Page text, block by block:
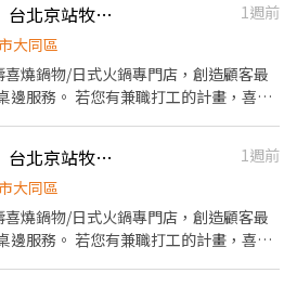
位區清潔整理 4. 收銀結帳，開店前準備
作時段 中班：
(排班區間另安排休息時間，週
佳。) ※彈性排班可討論喔。週六與週日
點、交通便利通勤上班很方便。 ✅歡迎
有熱忱的您，加入三澧餐飲集團。 -----
創造無限可能。 1998年於台灣成立-日
，屬於日本Wondertable餐飲集團在
日本與義大利美食連鎖品牌，旗下六大
【MO-MO-PARADISE】台北京站牧場-內場兼職(中班,晚班)-C09
1週前
大同區
喜燒鍋物/日式火鍋專門店，創造顧客最
工的計畫，喜歡
店整理作業 4. 洗滌與環境清潔 5. 完成主
(排班區間另安排休息時間，週六、週日
性排班可討論喔。週六與週日正常工時
【MO-MO-PARADISE】台北京站牧場-外場兼職(早,中,晚)-C09
1週前
大同區
喜燒鍋物/日式火鍋專門店，創造顧客最
工的計畫，喜歡